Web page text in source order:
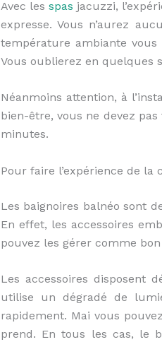
Avec lesspas jacuzzi,
expresse. Vous n’aurez
température ambiante
Vous oublierez en quelques
Néanmoins attention, à
bien-être, vous ne devez
minutes.
Pour faire l’expérience de la
Les baignoires balnéo sont
En effet, les accessoires
pouvez les gérer comme
Les accessoires disposent
utilise un dégradé de
rapidement. Mai vous
prend. En tous les cas, le